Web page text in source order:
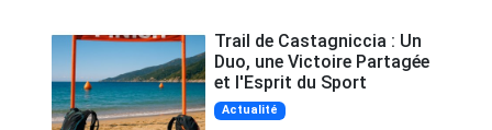
Trail de Castagniccia : Un
Duo, une Victoire Partagée
et l'Esprit du Sport
Actualité